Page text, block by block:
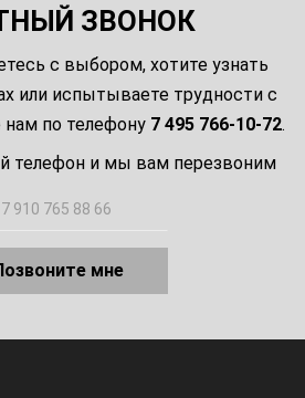
ЗВОНОК
с выбором, хотите узнать
или испытываете трудности с
нам по телефону 7 495 766-10-72.
телефон и мы вам перезвоним
Позвоните мне